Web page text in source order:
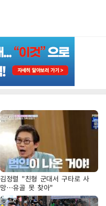
김정렬 "친형 군대서 구타로 사
망…유골 못 찾아"